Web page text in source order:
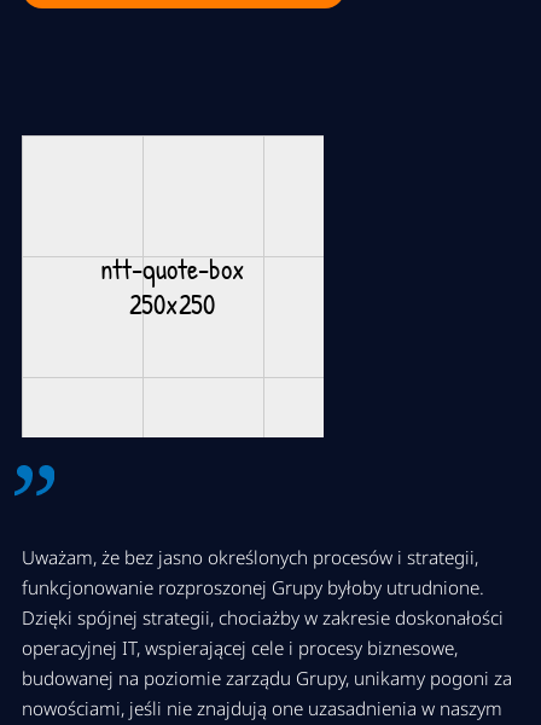
Uważam, że bez jasno określonych procesów i strategii,
funkcjonowanie rozproszonej Grupy byłoby utrudnione.
Dzięki spójnej strategii, chociażby w zakresie doskonałości
operacyjnej IT, wspierającej cele i procesy biznesowe,
budowanej na poziomie zarządu Grupy, unikamy pogoni za
nowościami, jeśli nie znajdują one uzasadnienia w naszym